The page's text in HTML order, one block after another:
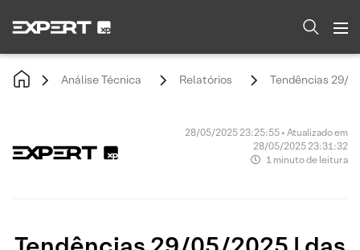
Análise Técnica Relatórios Tendências 29/
28/05/2025 23:25:55 • Atualizado em
28/05/2025 23:31:32
1 minuto de leitura